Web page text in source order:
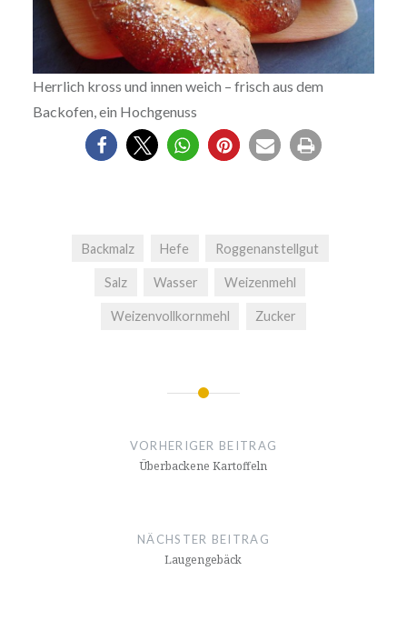
Herrlich kross und innen weich – frisch aus dem
Backofen, ein Hochgenuss
Backmalz Hefe Roggenanstellgut
Salz Wasser Weizenmehl
Weizenvollkornmehl Zucker
NavigationVORHERIGER BEITRAG
Überbackene Kartoffeln
NÄCHSTER BEITRAG
Laugengebäck